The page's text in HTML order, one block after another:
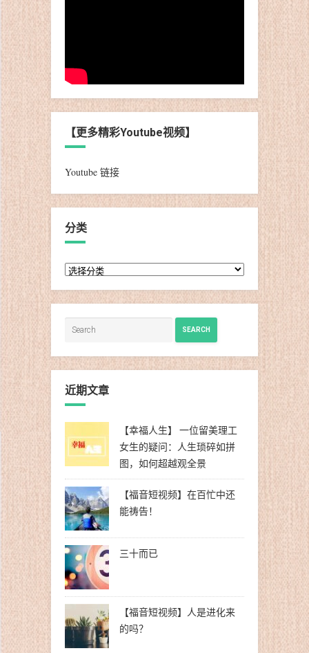
【更多精彩Youtube视频】
Youtube 链接
分类
分
SEARCH
近期文章
【幸福人生】 一位留美理工
女生的疑问：人生琐碎如拼
图，如何超越观全景
【福音短视频】在百忙中还
能祷告！
三十而已
【福音短视频】人是进化来
的吗？